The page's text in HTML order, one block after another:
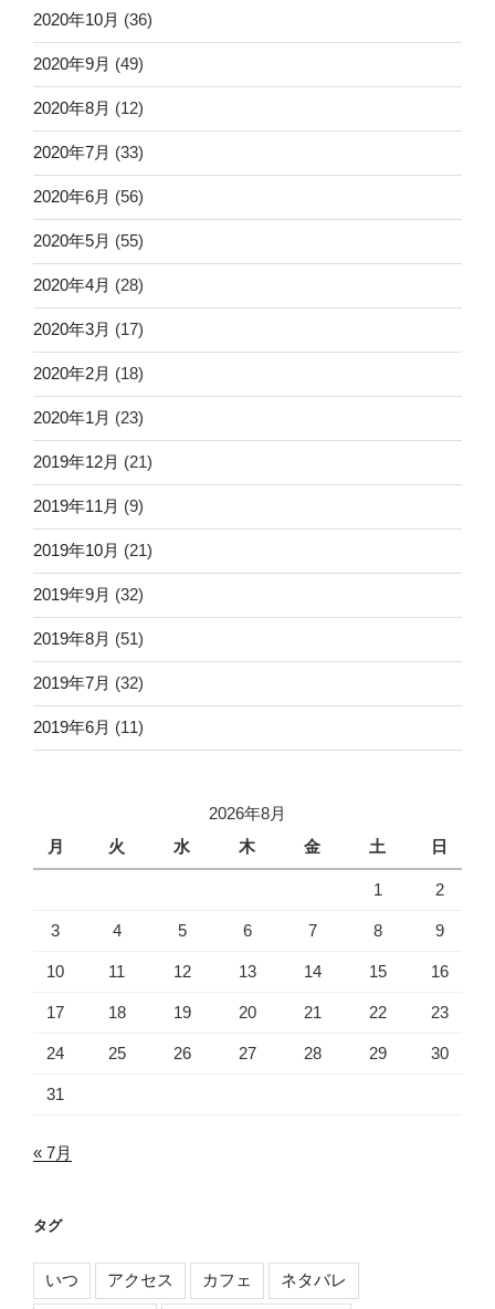
2020年10月 (36)
2020年9月 (49)
2020年8月 (12)
2020年7月 (33)
2020年6月 (56)
2020年5月 (55)
2020年4月 (28)
2020年3月 (17)
2020年2月 (18)
2020年1月 (23)
2019年12月 (21)
2019年11月 (9)
2019年10月 (21)
2019年9月 (32)
2019年8月 (51)
2019年7月 (32)
2019年6月 (11)
2026年8月
月
火 水 木 金 土 日
1 2
3 4 5 6 7 8 9
10 11 12 13 14 15 16
17 18 19 20 21 22 23
24 25 26 27 28 29 30
31
« 7月
タグ
いつ アクセス カフェ ネタバレ